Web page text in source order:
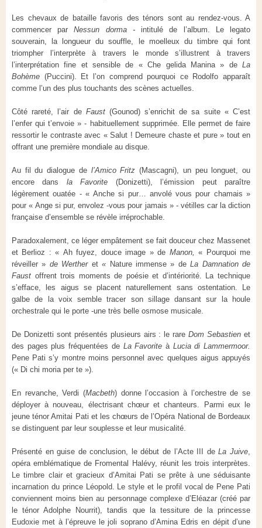
Les chevaux de bataille favoris des ténors sont au rendez-vous. A
commencer parNessun dorma -intitulé de l’album. Le legato
souverain, la longueur du souffle, le moelleux du timbre qui font
triompher l’interprète à travers le monde s’illustrent à travers
l’interprétation fine et sensible de « Che gelida Manina » de La
Bohème (Puccini). Et l’on comprend pourquoi ce Rodolfo apparaît
comme l’un des plus touchants des scènes actuelles.
Côté rareté, l’air de Faust (Gounod) s’enrichit de sa suite « C’est
l’enfer qui t’envoie » - habituellement supprimée. Elle permet de faire
ressortir le contraste avec « Salut ! Demeure chaste et pure » tout en
offrant une première mondiale au disque.
Au fil du dialogue de l’Amico Fritz(Mascagni), un peu longuet, ou
encore dans la Favorite (Donizetti), l’émission peut paraître
légèrement ouatée - « Anche si pur… anvolé vous pour chamais »
pour « Ange si pur, envolez -vous pour jamais » - vétilles car la diction
française d’ensemble se révèle irréprochable.
Paradoxalement, ce léger empâtement se fait douceur chez Massenet
et Berlioz : « Ah fuyez, douce image » de Manon,« Pourquoi me
réveiller » de Werther et« Nature immense » deLa Damnation de
Faust offrent trois moments de poésie et d’intériorité. La technique
s’efface, les aigus se placent naturellement sans ostentation. Le
galbe de la voix semble tracer son sillage dansant sur la houle
orchestrale qui le porte -une très belle osmose musicale.
De Donizetti sont présentés plusieurs airs : le rareDom Sebastien et
des pages plus fréquentées de La Favorite à Lucia di Lammermoor.
Pene Pati s’y montre moins personnel avec quelques aigus appuyés
(« Di chi moria per te »).
En revanche, Verdi (Macbeth) donne l’occasion à l’orchestre de se
déployer à nouveau, électrisant chœur et chanteurs. Parmi eux le
jeune ténor Amitai Pati et les chœurs de l’Opéra National de Bordeaux
se distinguent par leur souplesse et leur musicalité.
Présenté en guise de conclusion, le début de l’Acte III deLa Juive
opéra emblématique de Fromental Halévy, réunit les trois interprètes.
Le timbre clair et gracieux d’Amitai Pati se prête à une séduisante
incarnation du prince Léopold. Le style et le profil vocal de Pene Pati
conviennent moins bien au personnage complexe d’Eléazar (créé par
le ténor Adolphe Nourrit), tandis que la tessiture de la princesse
Eudoxie met à l’épreuve le joli soprano d’Amina Edris en dépit d’une